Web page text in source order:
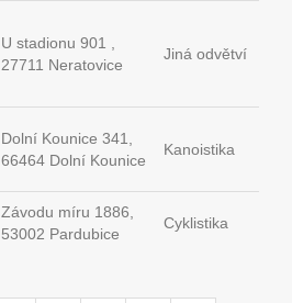
U stadionu 901 ,
27711 Neratovice
Jiná odvětví
Dolní Kounice 341,
66464 Dolní Kounice
Kanoistika
Závodu míru 1886,
53002 Pardubice
Cyklistika